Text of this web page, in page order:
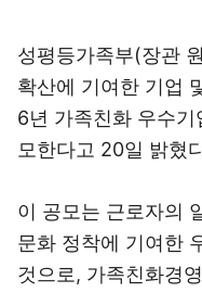
성평등가족부(장관
확산에 기여한 기업
6년 가족친화 우수기
모한다고 20일 밝혔
이 공모는 근로자의
문화 정착에 기여한
것으로, 가족친화경